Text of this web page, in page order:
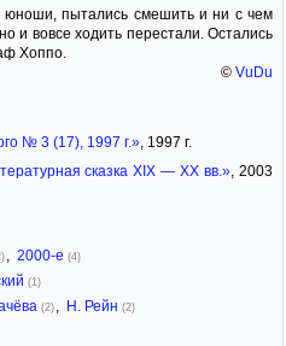
юноши, пытались смешить и ни с чем
и вовсе ходить перестали. Остались
Хоппо.
© VuDu
№ 3 (17), 1997 г.», 1997 г.
сказка XIX — XX вв.» , 2003
2000-е (4)
(1)
(2) Н. Рейн (2)